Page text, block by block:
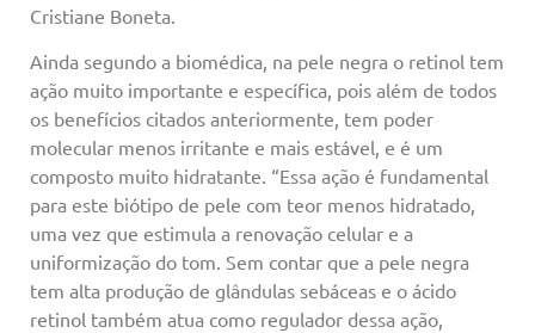
Cristiane Boneta.
Ainda segundo a biomédica, na pele negra o retinol tem
ação muito importante e específica, pois além de todos
os benefícios citados anteriormente, tem poder
molecular menos irritante e mais estável, e é um
composto muito hidratante. “Essa ação é fundamental
para este biótipo de pele com teor menos hidratado,
uma vez que estimula a renovação celular e a
uniformização do tom. Sem contar que a pele negra
tem alta produção de glândulas sebáceas e o ácido
retinol também atua como regulador dessa ação,